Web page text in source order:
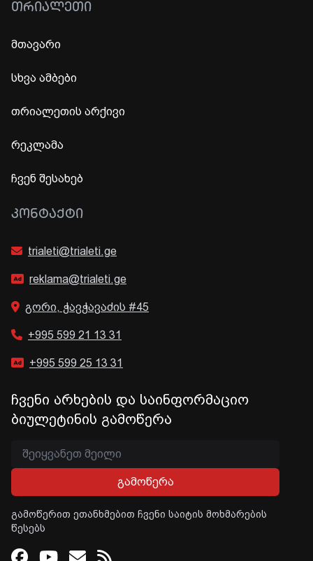
ᲗᲠᲘᲐᲚᲔᲗᲘ
მთავარი
სხვა ამბები
თრიალეთის არქივი
რეკლამა
ჩვენ შესახებ
ᲙᲝᲜᲢᲐᲥᲢᲘ
trialeti@trialeti.ge
reklama@trialeti.ge
გორი, ჭავჭავაძის #45
+995 599 21 13 31
+995 599 25 13 31
ჩვენი არხების და საინფორმაციო
ბიულეტინის გამოწერა
გამოწერა
გამოწერით ეთანხმებით ჩვენი საიტის მოხმარების
წესებს
Facebook
Youtube
Email
RSS